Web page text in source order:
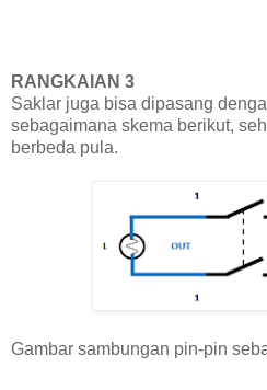
RANGKAIAN 3
Saklar juga bisa dipasang
sebagaimana skema berikut,
berbeda pula.
Gambar sambungan pin-pin